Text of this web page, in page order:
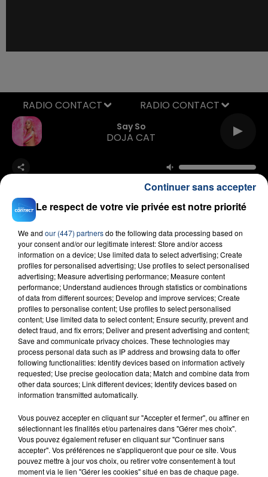
Say So
DOJA CAT
RADIO CONTACT
FIL D'ACTU
23 juillet 2026
INCENDIE MORTEL À LENS : UNE FEMME ET
SON BÉBÉ ENTRE LA VIE ET LA...
aspergé sa compagne et leur bébé de trois mois
d'un liquide inflammable.
Le respect de votre vie privée est notre priorité
We and our (447) partnersdo the following data processing based on
your consent and/or our legitimate interest: Store and/or access
information on a device; Use limited data to select advertising; Create
profiles for personalised advertising; Use profiles to select personalised
advertising; Measure advertising performance; Measure content
performance; Understand audiences through statistics or combinations
of data from different sources; Develop and improve services; Create
profiles to personalise content; Use profiles to select personalised
content; Use limited data to select content; Ensure security, prevent and
detect fraud, and fix errors; Deliver and present advertising and content;
Save and communicate privacy choices. These technologies may
process personal data such as IP address and browsing data to offer
following functionalities: Identify devices based on information actively
requested; Use precise geolocation data; Match and combine data from
other data sources; Link different devices; Identify devices based on
information transmitted automatically.
Vous pouvez accepter en cliquant sur "Accepter et fermer", ou affiner en
sélectionnant les finalités et/ou partenaires dans "Gérer mes choix".
Vous pouvez également refuser en cliquant sur "Continuer sans
accepter". Vos préférences ne s'appliqueront que pour ce site. Vous
pouvez mettre à jour vos choix, ou retirer votre consentement à tout
moment via le lien "Gérer les cookies" situé en bas de chaque page.
Continuer sans accepter